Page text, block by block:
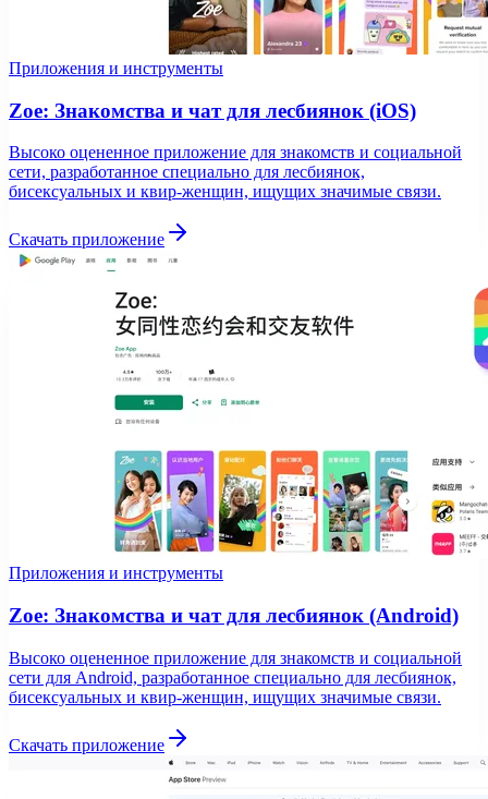
Приложения и инструменты
Zoe: Знакомства и чат для лесбиянок (iOS)
Высоко оцененное приложение для знакомств и социальной
сети, разработанное специально для лесбиянок,
бисексуальных и квир-женщин, ищущих значимые связи.
Скачать приложение
Приложения и инструменты
Zoe: Знакомства и чат для лесбиянок (Android)
Высоко оцененное приложение для знакомств и социальной
сети для Android, разработанное специально для лесбиянок,
бисексуальных и квир-женщин, ищущих значимые связи.
Скачать приложение